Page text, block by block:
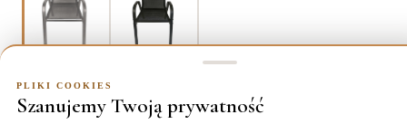
PLIKI COOKIES
Szanujemy Twoją prywatność